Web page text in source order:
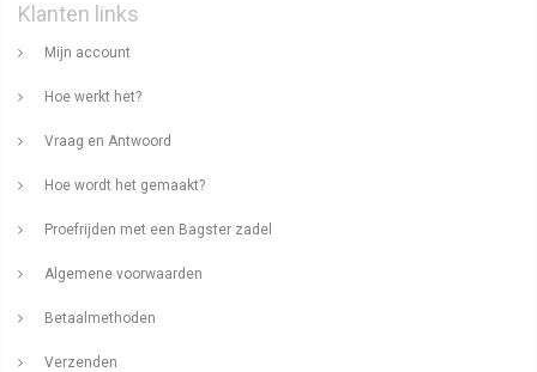
Klanten links
Mijn account
Hoe werkt het?
Vraag en Antwoord
Hoe wordt het gemaakt?
Proefrijden met een Bagster zadel
Algemene voorwaarden
Betaalmethoden
Verzenden